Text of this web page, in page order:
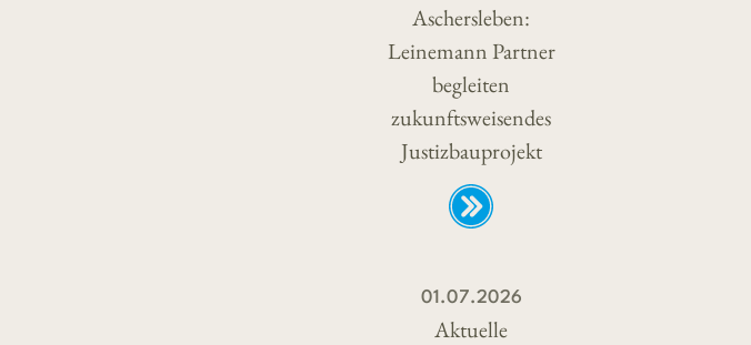
Aschersleben:
Leinemann Partner
begleiten
zukunftsweisendes
Justizbauprojekt
01.07.2026
Aktuelle